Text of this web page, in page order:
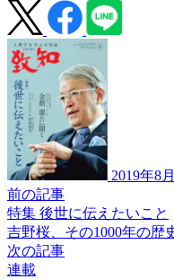
2019年8
前の記事
特集 後世に伝えたいこと
吉野桜、その1000年の歴
次の記事
連載